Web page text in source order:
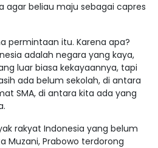
agar beliau maju sebagai capres
permintaan itu. Karena apa?
adalah negara yang kaya,
luar biasa kekayaannya, tapi
ada belum sekolah, di antara
SMA, di antara kita ada yang
rakyat Indonesia yang belum
Muzani, Prabowo terdorong